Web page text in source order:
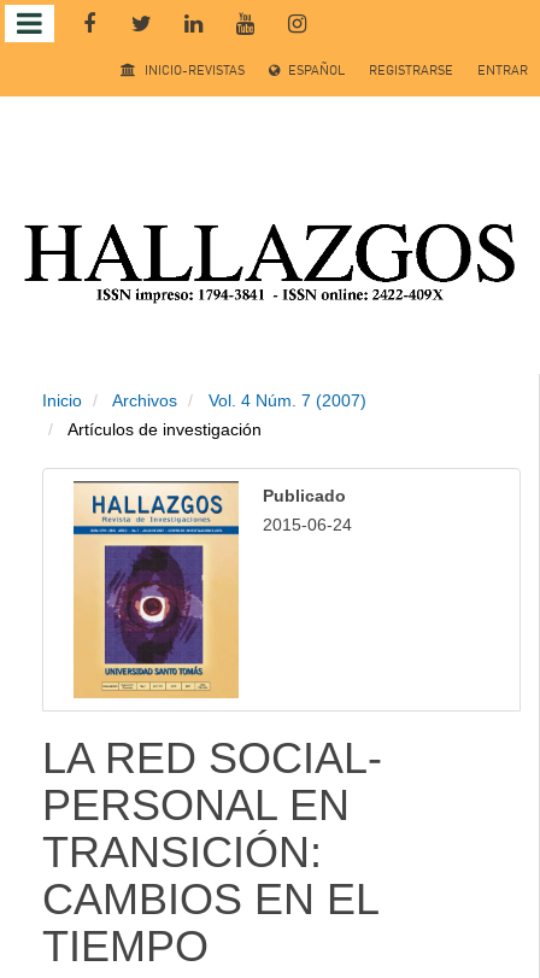
Salto
rápido
Navegación
principal
Contenido
principal
Barra
INICIO-REVISTAS ESPAÑOL REGISTRARSE ENTRAR
Inicio Archivos
Vol. 4 Núm. 7 (2007)
Artículos de investigación
Publicado
2015-06-24
LA RED SOCIAL-
PERSONAL EN
TRANSICIÓN:
CAMBIOS EN EL
TIEMPO